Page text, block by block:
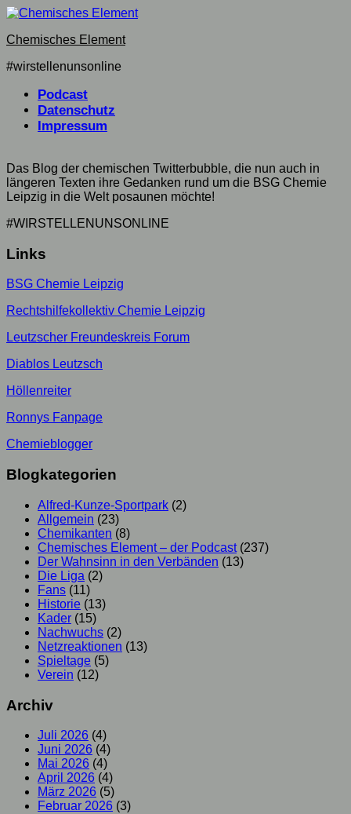
Skip
content
Chemisches Element
#wirstellenunsonline
Podcast
Datenschutz
Impressum
Das Blog der chemischen Twitterbubble, die nun auch in
längeren Texten ihre Gedanken rund um die BSG Chemie
Leipzig in die Welt posaunen möchte!
#WIRSTELLENUNSONLINE
Links
BSG Chemie Leipzig
Rechtshilfekollektiv Chemie Leipzig
Leutzscher Freundeskreis Forum
Diablos Leutzsch
Höllenreiter
Ronnys Fanpage
Chemieblogger
Blogkategorien
Alfred-Kunze-Sportpark (2)
Allgemein (23)
Chemikanten (8)
Chemisches Element – der Podcast(237)
Der Wahnsinn in den Verbänden (13)
Die Liga (2)
Fans (11)
Historie (13)
Kader (15)
Nachwuchs (2)
Netzreaktionen (13)
Spieltage (5)
Verein (12)
Archiv
Juli 2026 (4)
Juni 2026 (4)
Mai 2026 (4)
April 2026 (4)
März 2026 (5)
Februar 2026 (3)